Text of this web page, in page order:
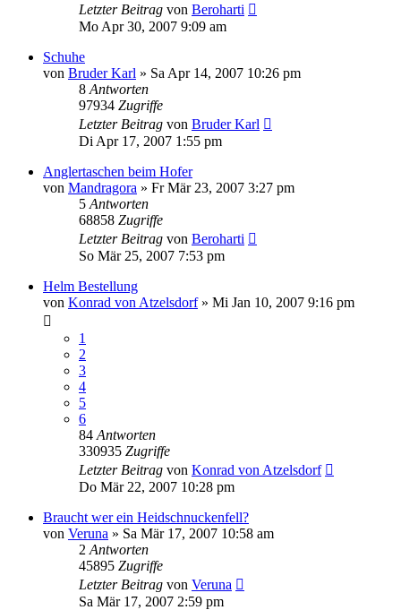
Letzter Beitrag von Beroharti
Mo Apr 30, 2007 9:09 am
Schuhe
von Bruder Karl » Sa Apr 14, 2007 10:26 pm
8 Antworten
97934 Zugriffe
Letzter Beitrag von Bruder Karl
Di Apr 17, 2007 1:55 pm
Anglertaschen beim Hofer
von Mandragora » Fr Mär 23, 2007 3:27 pm
5 Antworten
68858 Zugriffe
Letzter Beitrag von Beroharti
So Mär 25, 2007 7:53 pm
Helm Bestellung
von Konrad von Atzelsdorf» Mi Jan 10, 2007 9:16 pm
1
2
3
4
5
6
84 Antworten
330935 Zugriffe
Letzter Beitrag von Konrad von Atzelsdorf
Do Mär 22, 2007 10:28 pm
Braucht wer ein Heidschnuckenfell?
von Veruna » Sa Mär 17, 2007 10:58 am
2 Antworten
45895 Zugriffe
Letzter Beitrag von Veruna
Sa Mär 17, 2007 2:59 pm